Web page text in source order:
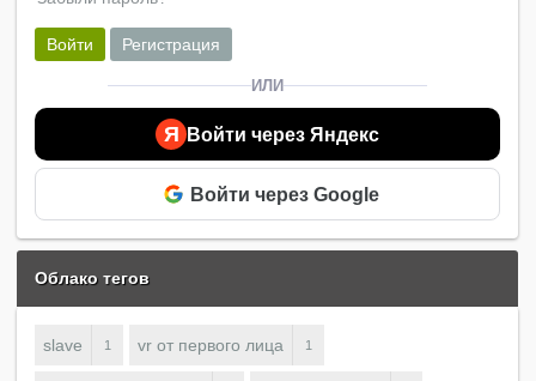
Войти Регистрация
ИЛИ
Я Войти через Яндекс
Войти через Google
Облако тегов
slave 1 vr от первого лица 1